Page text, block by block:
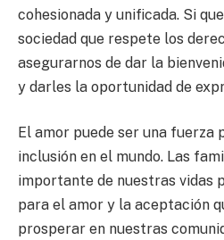
cohesionada y unificada. Si
sociedad que respete los
asegurarnos de dar la
y darles la oportunidad de
El amor puede ser una fuerza
inclusión en el mundo. Las
importante de nuestras vidas
para el amor y la aceptación
prosperar en nuestras